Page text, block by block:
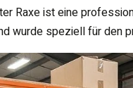
Raxe ist eine
wurde speziell für den